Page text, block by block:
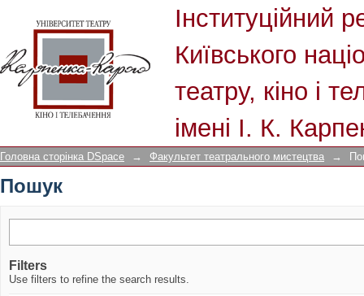
Інституційний
Київського
театру, кіно і
імені І. К.
Головна сторінка DSpace → Факультет театрального мистецтва →
Пошук
Filters
Use filters to refine the search results.